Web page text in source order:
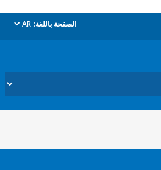
الصفحة باللغة: AR
dropdown